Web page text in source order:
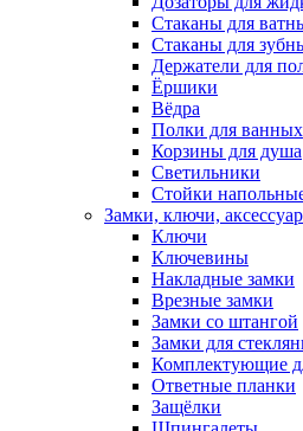
Стаканы для
Стаканы для
Держатели для
Ёршики
Вёдра
Полки для ванных
Корзины для душа
Светильники
Стойки
Замки, ключи,
Ключи
Ключевины
Накладные замки
Врезные замки
Замки со штангой
Замки для
Комплектующие
Ответные планки
Защёлки